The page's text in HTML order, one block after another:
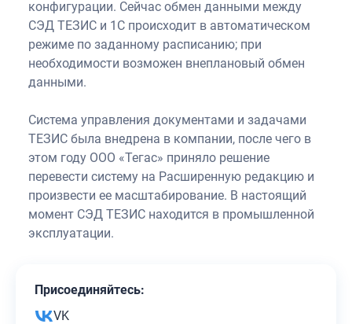
конфигурации. Сейчас обмен данными между
СЭД ТЕЗИС и 1С происходит в автоматическом
режиме по заданному расписанию; при
необходимости возможен внеплановый обмен
данными.
Система управления документами и задачами
ТЕЗИС была внедрена в компании, после чего в
этом году ООО «Тегас» приняло решение
перевести систему на Расширенную редакцию и
произвести ее масштабирование. В настоящий
момент СЭД ТЕЗИС находится в промышленной
эксплуатации.
Присоединяйтесь:
VK